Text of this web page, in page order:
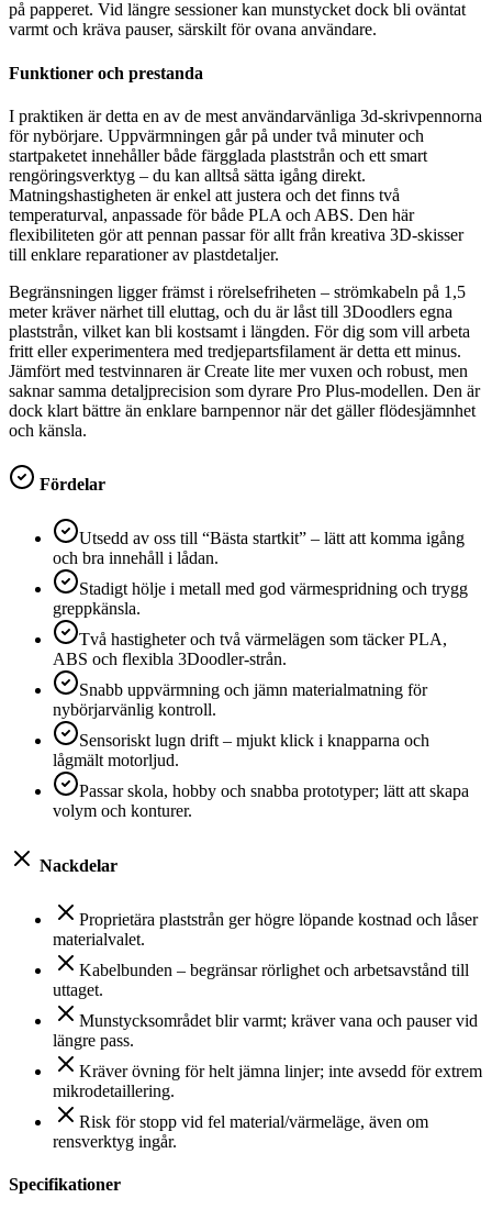
på papperet. Vid längre sessioner kan munstycket dock bli oväntat
varmt och kräva pauser, särskilt för ovana användare.
Funktioner och prestanda
I praktiken är detta en av de mest användarvänliga 3d-skrivpennorna
för nybörjare. Uppvärmningen går på under två minuter och
startpaketet innehåller både färgglada plaststrån och ett smart
rengöringsverktyg – du kan alltså sätta igång direkt.
Matningshastigheten är enkel att justera och det finns två
temperaturval, anpassade för både PLA och ABS. Den här
flexibiliteten gör att pennan passar för allt från kreativa 3D-skisser
till enklare reparationer av plastdetaljer.
Begränsningen ligger främst i rörelsefriheten – strömkabeln på 1,5
meter kräver närhet till eluttag, och du är låst till 3Doodlers egna
plaststrån, vilket kan bli kostsamt i längden. För dig som vill arbeta
fritt eller experimentera med tredjepartsfilament är detta ett minus.
Jämfört med testvinnaren är Create lite mer vuxen och robust, men
saknar samma detaljprecision som dyrare Pro Plus-modellen. Den är
dock klart bättre än enklare barnpennor när det gäller flödesjämnhet
och känsla.
Fördelar
Utsedd av oss till “Bästa startkit” – lätt att komma igång
och bra innehåll i lådan.
Stadigt hölje i metall med god värmespridning och trygg
greppkänsla.
Två hastigheter och två värmelägen som täcker PLA,
ABS och flexibla 3Doodler‑strån.
Snabb uppvärmning och jämn materialmatning för
nybörjarvänlig kontroll.
Sensoriskt lugn drift – mjukt klick i knapparna och
lågmält motorljud.
Passar skola, hobby och snabba prototyper; lätt att skapa
volym och konturer.
Nackdelar
Proprietära plaststrån ger högre löpande kostnad och låser
materialvalet.
Kabelbunden – begränsar rörlighet och arbetsavstånd till
uttaget.
Munstycksområdet blir varmt; kräver vana och pauser vid
längre pass.
Kräver övning för helt jämna linjer; inte avsedd för extrem
mikrodetaillering.
Risk för stopp vid fel material/värmeläge, även om
rensverktyg ingår.
Specifikationer